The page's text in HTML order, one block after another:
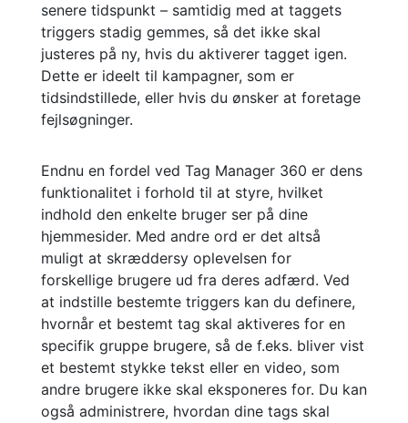
senere tidspunkt – samtidig med at taggets
triggers stadig gemmes, så det ikke skal
justeres på ny, hvis du aktiverer tagget igen.
Dette er ideelt til kampagner, som er
tidsindstillede, eller hvis du ønsker at foretage
fejlsøgninger.
Endnu en fordel ved Tag Manager 360 er dens
funktionalitet i forhold til at styre, hvilket
indhold den enkelte bruger ser på dine
hjemmesider. Med andre ord er det altså
muligt at skræddersy oplevelsen for
forskellige brugere ud fra deres adfærd. Ved
at indstille bestemte triggers kan du definere,
hvornår et bestemt tag skal aktiveres for en
specifik gruppe brugere, så de f.eks. bliver vist
et bestemt stykke tekst eller en video, som
andre brugere ikke skal eksponeres for. Du kan
også administrere, hvordan dine tags skal